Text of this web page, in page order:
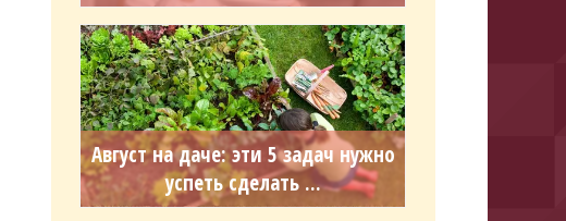
Август на даче: эти 5 задач нужно
успеть сделать ...